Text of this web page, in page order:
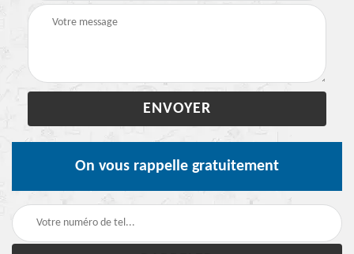
On vous rappelle gratuitement